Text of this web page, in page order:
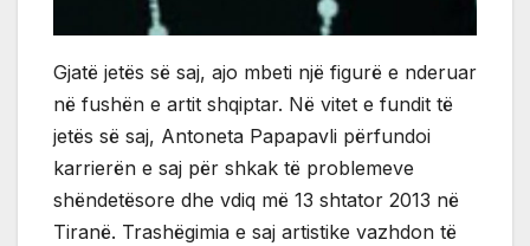
Gjatë jetës së saj, ajo mbeti një figurë e nderuar
në fushën e artit shqiptar. Në vitet e fundit të
jetës së saj, Antoneta Papapavli përfundoi
karrierën e saj për shkak të problemeve
shëndetësore dhe vdiq më 13 shtator 2013 në
Tiranë. Trashëgimia e saj artistike vazhdon të